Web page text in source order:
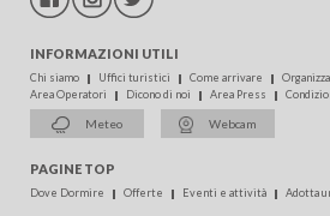
INFORMAZIONI UTILI
Chi siamo Uffici turistici Come arrivare
Area Operatori
Dicono di noi Area Press
Meteo Webcam
PAGINE TOP
Dove Dormire Offerte Eventi e attività Adotta